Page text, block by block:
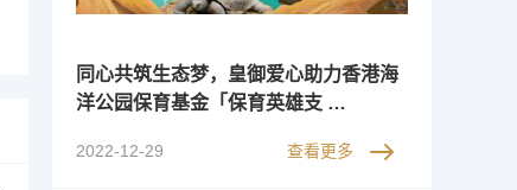
同心共筑生态梦，皇御爱心助力香港海
洋公园保育基金「保育英雄支 …
2022-12-29 查看更多